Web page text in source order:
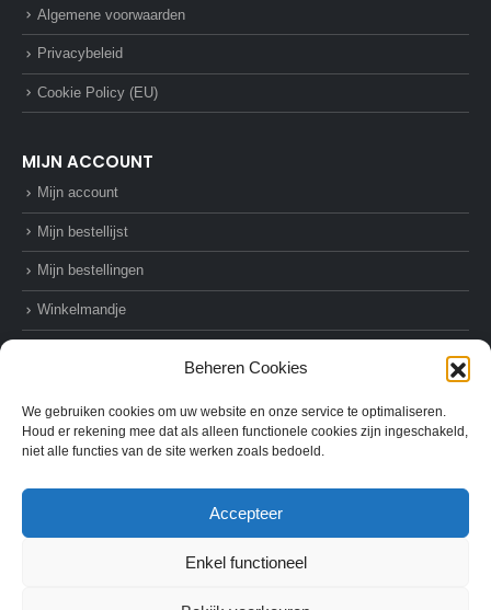
Beheren Cookies
We gebruiken cookies om uw website en onze service te optimaliseren.
Houd er rekening mee dat als alleen functionele cookies zijn ingeschakeld,
niet alle functies van de site werken zoals bedoeld.
Accepteer
Enkel functioneel
Algemene voorwaarden
Privacybeleid
Cookie Policy (EU)
MIJN ACCOUNT
Mijn account
Mijn bestellijst
Mijn bestellingen
Winkelmandje
© AZ-Supplies. 2022. All Rights Reserved